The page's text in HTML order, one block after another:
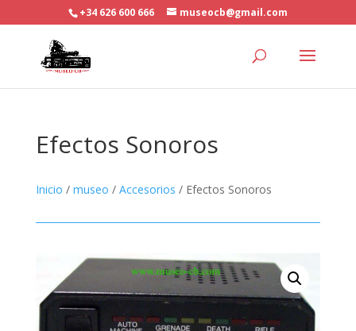
+34 626 600 666 museocb@gmail.com
Efectos Sonoros
Inicio / museo / Accesorios / Efectos Sonoros